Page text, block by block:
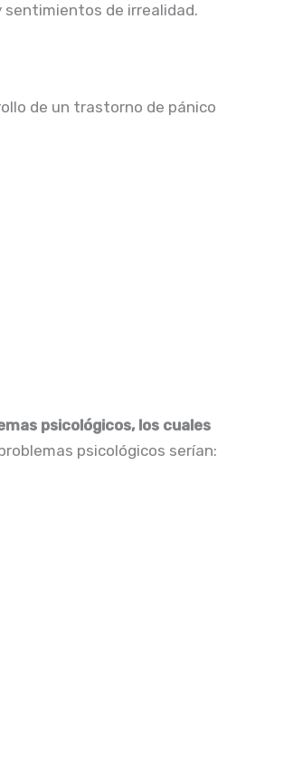
sentimientos de irrealidad.
de un trastorno de pánico
psicológicos, los cuales
psicológicos serían: